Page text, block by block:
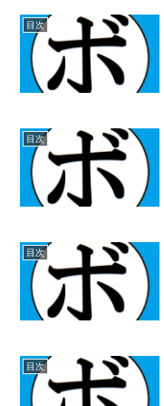
目次
目次
目次
目次